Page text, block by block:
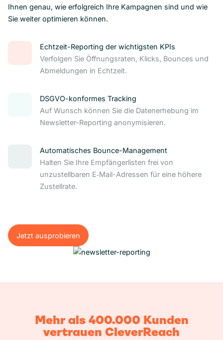
Ihnen genau, wie erfolgreich Ihre Kampagnen sind und wie
Sie weiter optimieren können.
Echtzeit-Reporting der wichtigsten KPIs
Verfolgen Sie Öffnungsraten, Klicks, Bounces und
Abmeldungen in Echtzeit.
DSGVO-konformes Tracking
Auf Wunsch können Sie die Datenerhebung im
Newsletter-Reporting anonymisieren.
Automatisches Bounce-Management
Halten Sie Ihre Empfängerlisten frei von
unzustellbaren E‑Mail-Adressen für eine höhere
Zustellrate.
Jetzt ausprobieren
Jetzt ausprobieren
Mehr als 400.000 Kunden
vertrauen CleverReach